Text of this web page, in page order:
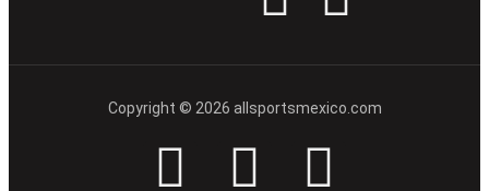
Copyright © 2026 allsportsmexico.com